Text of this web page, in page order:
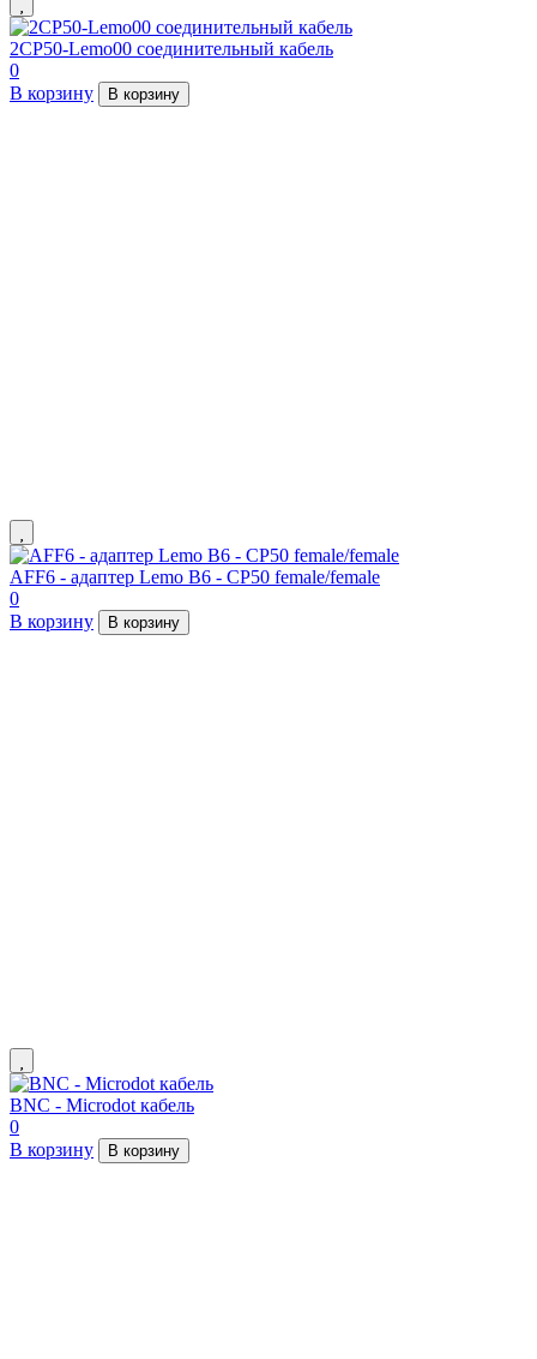
2СР50-Lemo00 соединительный кабель
0
В корзину
В корзину
AFF6 - aдаптер Lemo B6 - СР50 female/female
0
В корзину
В корзину
BNC - Microdot кабель
0
В корзину
В корзину